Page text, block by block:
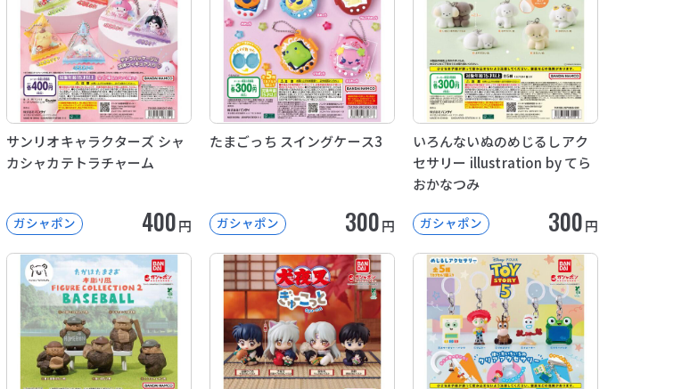
サンリオキャラクターズ シャ
カシャカテトラチャーム
ガシャポン 400円
たまごっち スイングケース3
ガシャポン 300円
いろんないぬのめじるしアク
セサリー illustration by てら
おかなつみ
ガシャポン 300円